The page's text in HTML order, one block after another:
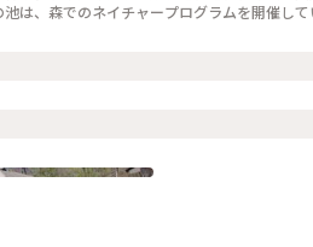
は、森でのネイチャープログラムを開催し
クロナイズドスイミングを見る事が出来ました🤣 #
ぷ長野 #ハルニレテラス#グリーン#マイナ